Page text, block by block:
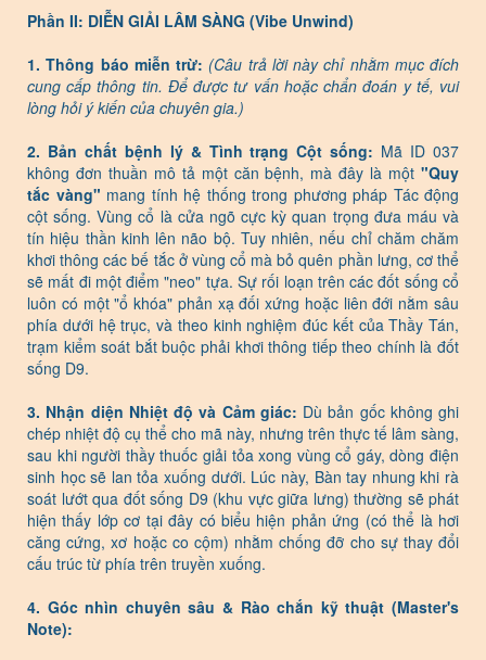
Phần II: DIỄN GIẢI LÂM SÀNG (Vibe Unwind)
1. Thông báo miễn trừ: (Câu trả lời này chỉ nhằm mục đích
cung cấp thông tin. Để được tư vấn hoặc chẩn đoán y tế, vui
lòng hỏi ý kiến của chuyên gia.)
2. Bản chất bệnh lý & Tình trạng Cột sống: Mã ID 037
không đơn thuần mô tả một căn bệnh, mà đây là một "Quy
tắc vàng" mang tính hệ thống trong phương pháp Tác động
cột sống. Vùng cổ là cửa ngõ cực kỳ quan trọng đưa máu và
tín hiệu thần kinh lên não bộ. Tuy nhiên, nếu chỉ chăm chăm
khơi thông các bế tắc ở vùng cổ mà bỏ quên phần lưng, cơ thể
sẽ mất đi một điểm "neo" tựa. Sự rối loạn trên các đốt sống cổ
luôn có một "ổ khóa" phản xạ đối xứng hoặc liên đới nằm sâu
phía dưới hệ trục, và theo kinh nghiệm đúc kết của Thầy Tán,
trạm kiểm soát bắt buộc phải khơi thông tiếp theo chính là đốt
sống D9.
3. Nhận diện Nhiệt độ và Cảm giác: Dù bản gốc không ghi
chép nhiệt độ cụ thể cho mã này, nhưng trên thực tế lâm sàng,
sau khi người thầy thuốc giải tỏa xong vùng cổ gáy, dòng điện
sinh học sẽ lan tỏa xuống dưới. Lúc này, Bàn tay nhung khi rà
soát lướt qua đốt sống D9 (khu vực giữa lưng) thường sẽ phát
hiện thấy lớp cơ tại đây có biểu hiện phản ứng (có thể là hơi
căng cứng, xơ hoặc co cộm) nhằm chống đỡ cho sự thay đổi
cấu trúc từ phía trên truyền xuống.
4. Góc nhìn chuyên sâu & Rào chắn kỹ thuật (Master's
Note):